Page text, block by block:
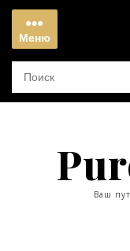
Перейти
содержимому
Меню
Меню
Ваш